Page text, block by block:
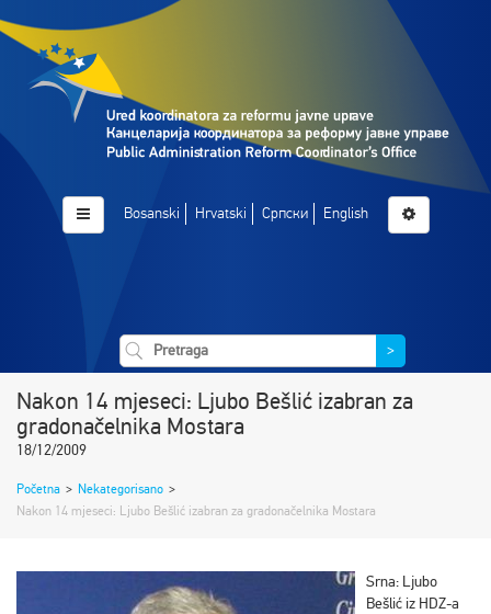
Bosanski Hrvatski Српски English
>
Nakon 14 mjeseci: Ljubo Bešlić izabran za
gradonačelnika Mostara
18/12/2009
Početna > Nekategorisano >
Nakon 14 mjeseci: Ljubo Bešlić izabran za gradonačelnika Mostara
Srna: Ljubo
Bešlić iz HDZ-a